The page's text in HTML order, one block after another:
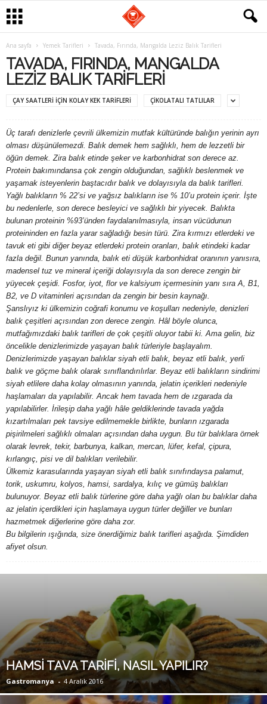
Ana sayfa Yemek Tarifleri Tavada, Fırında, Mangalda Leziz Balık Tarifleri
TAVADA, FIRINDA, MANGALDA
LEZIZ BALIK TARIFLERI
ÇAY SAATLERI IÇIN KOLAY KEK TARIFLERI ÇIKOLATALI TATLILAR
Üç tarafı denizlerle çevrili ülkemizin mutfak kültüründe balığın yerinin ayrı
olması düşünülemezdi. Balık demek hem sağlıklı, hem de lezzetli bir
öğün demek. Zira balık etinde şeker ve karbonhidrat son derece az.
Protein bakımındansa çok zengin olduğundan, sağlıklı beslenmek ve
yaşamak isteyenlerin baştacıdır balık ve dolayısıyla da balık tarifleri.
Yağlı balıkların % 22’si ve yağsız balıkların ise % 10’u protein içerir. İşte
bu nedenlerle, son derece besleyici ve sağlıklı bir yiyecek. Balıkta
bulunan proteinin %93’ünden faydalanılmasıyla, insan vücüdunun
proteininden en fazla yarar sağladığı besin türü. Zira kırmızı etlerdeki ve
tavuk eti gibi diğer beyaz etlerdeki protein oranları, balık etindeki kadar
fazla değil. Bunun yanında, balık eti düşük karbonhidrat oranının yanısıra,
madensel tuz ve mineral içeriği dolayısıyla da son derece zengin bir
yüyecek çeşidi. Fosfor, iyot, flor ve kalsiyum içermesinin yanı sıra A, B1,
B2, ve D vitaminleri açısından da zengin bir besin kaynağı.
Şanslıyız ki ülkemizin coğrafi konumu ve koşulları nedeniyle, denizleri
balık çeşitleri açısından zon derece zengin. Hâl böyle olunca,
mutfağımızdaki balık tarifleri de çok çeşitli oluyor tabii ki. Ama gelin, biz
öncelikle denizlerimizde yaşayan balık türleriyle başlayalım.
Denizlerimizde yaşayan balıklar siyah etli balık, beyaz etli balık, yerli
balık ve göçme balık olarak sınıflandırılırlar. Beyaz etli balıkların sindirimi
siyah etlilere daha kolay olmasının yanında, jelatin içerikleri nedeniyle
haşlamaları da yapılabilir. Ancak hem tavada hem de ızgarada da
yapılabilirler. İrileşip daha yağlı hâle geldiklerinde tavada yağda
kızartılmaları pek tavsiye edilmemekle birlikte, bunların ızgarada
pişirilmeleri sağlıklı olmaları açısından daha uygun. Bu tür balıklara örnek
olarak levrek, tekir, barbunya, kalkan, mercan, lüfer, kefal, çipura,
kırlangıç, pisi ve dil balıkları verilebilir.
Ülkemiz karasularında yaşayan siyah etli balık sınıfındaysa palamut,
torik, uskumru, kolyos, hamsi, sardalya, kılıç ve gümüş balıkları
bulunuyor. Beyaz etli balık türlerine göre daha yağlı olan bu balıklar daha
az jelatin içerdikleri için haşlamaya uygun türler değiller ve bunları
hazmetmek diğerlerine göre daha zor.
Bu bilgilerin ışığında, size önerdiğimiz balık tarifleri aşağıda. Şimdiden
afiyet olsun.
HAMSİ TAVA TARİFİ, NASIL YAPILIR?
Gastromanya - 4 Aralık 2016